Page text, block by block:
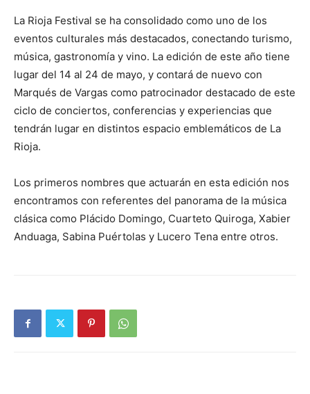
La Rioja Festival se ha consolidado como uno de los
eventos culturales más destacados, conectando turismo,
música, gastronomía y vino. La edición de este año tiene
lugar del 14 al 24 de mayo, y contará de nuevo con
Marqués de Vargas como patrocinador destacado de este
ciclo de conciertos, conferencias y experiencias que
tendrán lugar en distintos espacio emblemáticos de La
Rioja.
Los primeros nombres que actuarán en esta edición nos
encontramos con referentes del panorama de la música
clásica como Plácido Domingo, Cuarteto Quiroga, Xabier
Anduaga, Sabina Puértolas y Lucero Tena entre otros.